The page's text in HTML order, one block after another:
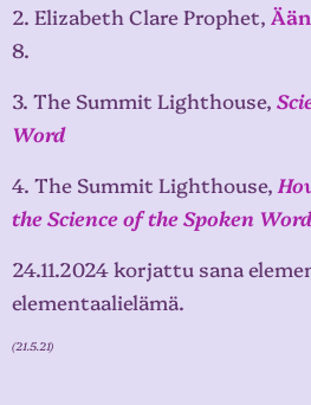
2. Elizabeth Clare Prophet,
8.
3. The Summit Lighthouse,
Word
4. The Summit Lighthouse,
the Science of the Spoken Word
24.11.2024 korjattu sana
elementaalielämä.
(21.5.21)